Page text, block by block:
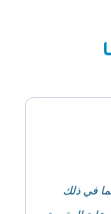
في ذلك